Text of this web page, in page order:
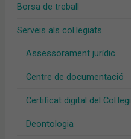
Borsa de treball
Serveis als col·legiats
Assessorament jurídic
Centre de documentació
Certificat digital del Col·legi
Deontologia